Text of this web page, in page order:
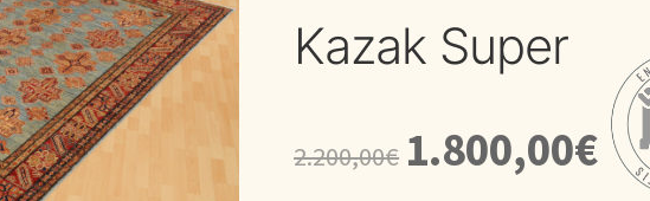
Kazak Super
2.200,00€
El
precio
1.800,00€El